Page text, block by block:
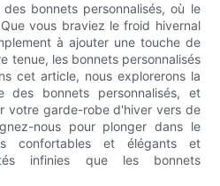
bonnets personnalisés, où le
vous braviez le froid hivernal
à ajouter une touche de
tenue, les bonnets personnalisés
cet article, nous explorerons la
des bonnets personnalisés, et
votre garde-robe d'hiver vers de
nous pour plonger dans le
confortables et élégants et
infinies que les bonnets